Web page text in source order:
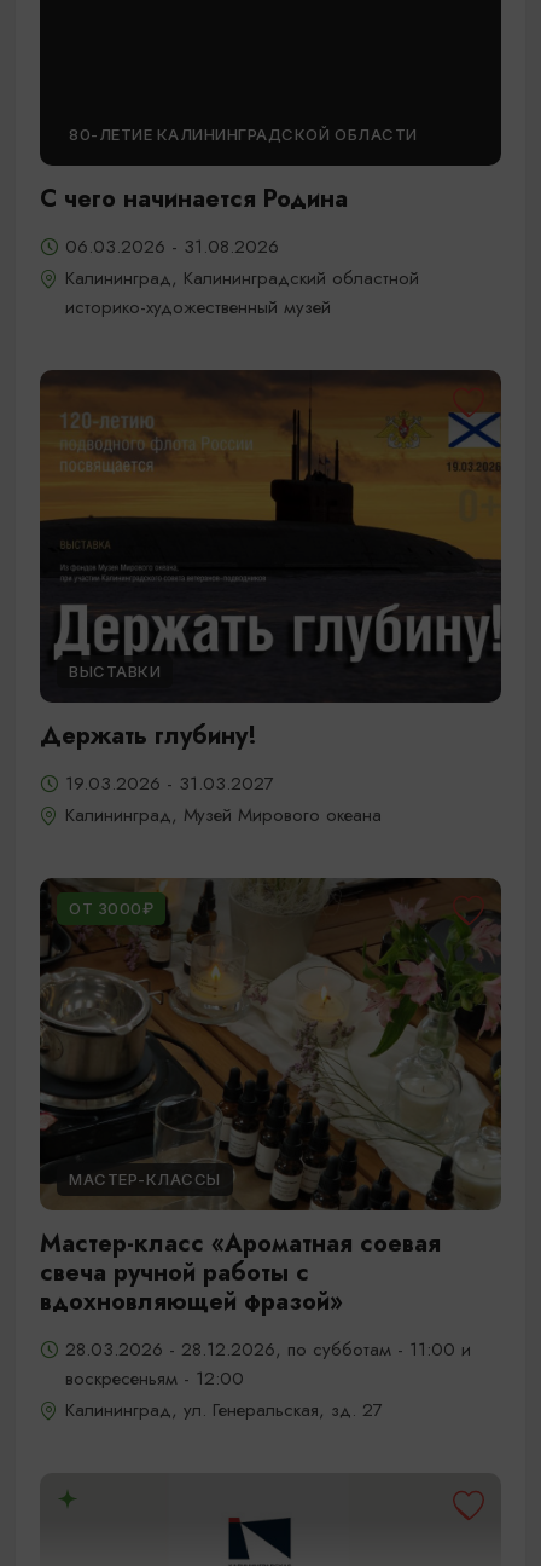
80-ЛЕТИЕ КАЛИНИНГРАДСКОЙ ОБЛАСТИ
С чего начинается Родина
06.03.2026 - 31.08.2026
Калининград, Калининградский областной
историко-художественный музей
ВЫСТАВКИ
Держать глубину!
19.03.2026 - 31.03.2027
Калининград, Музей Мирового океана
ОТ 3000₽
МАСТЕР-КЛАССЫ
Мастер-класс «Ароматная соевая
свеча ручной работы с
вдохновляющей фразой»
28.03.2026 - 28.12.2026, по субботам - 11:00 и
воскресеньям - 12:00
Калининград, ул. Генеральская, зд. 27